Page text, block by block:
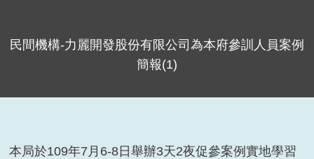
民間機構-力麗開發股份有限公司為本府參訓人員案例
簡報(1)
本局於109年7月6-8日舉辦3天2夜促參案例實地學習